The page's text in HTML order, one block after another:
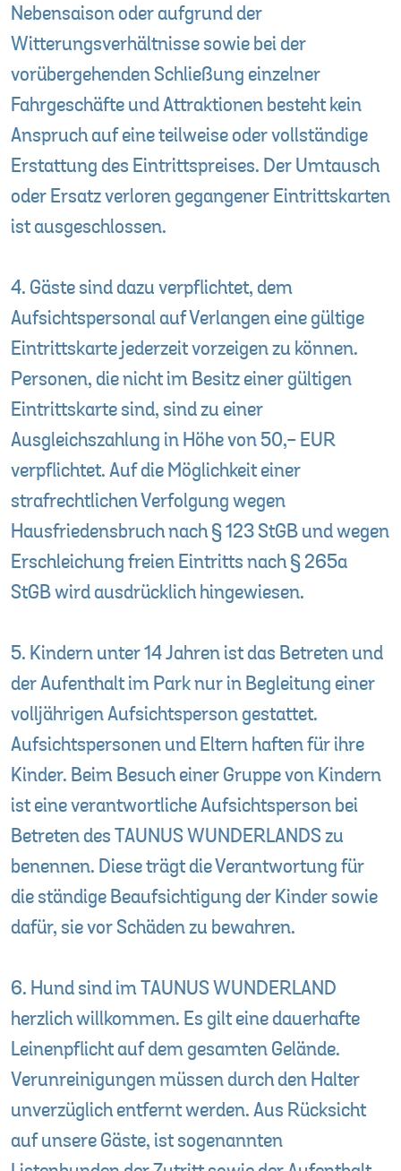
Nebensaison oder aufgrund der
Witterungsverhältnisse sowie bei der
vorübergehenden Schließung einzelner
Fahrgeschäfte und Attraktionen besteht kein
Anspruch auf eine teilweise oder vollständige
Erstattung des Eintrittspreises. Der Umtausch
oder Ersatz verloren gegangener Eintrittskarten
ist ausgeschlossen.
4. Gäste sind dazu verpflichtet, dem
Aufsichtspersonal auf Verlangen eine gültige
Eintrittskarte jederzeit vorzeigen zu können.
Personen, die nicht im Besitz einer gültigen
Eintrittskarte sind, sind zu einer
Ausgleichszahlung in Höhe von 50,- EUR
verpflichtet. Auf die Möglichkeit einer
strafrechtlichen Verfolgung wegen
Hausfriedensbruch nach § 123 StGB und wegen
Erschleichung freien Eintritts nach § 265a
StGB wird ausdrücklich hingewiesen.
5. Kindern unter 14 Jahren ist das Betreten und
der Aufenthalt im Park nur in Begleitung einer
volljährigen Aufsichtsperson gestattet.
Aufsichtspersonen und Eltern haften für ihre
Kinder. Beim Besuch einer Gruppe von Kindern
ist eine verantwortliche Aufsichtsperson bei
Betreten des TAUNUS WUNDERLANDS zu
benennen. Diese trägt die Verantwortung für
die ständige Beaufsichtigung der Kinder sowie
dafür, sie vor Schäden zu bewahren.
6. Hund sind im TAUNUS WUNDERLAND
herzlich willkommen. Es gilt eine dauerhafte
Leinenpflicht auf dem gesamten Gelände.
Verunreinigungen müssen durch den Halter
unverzüglich entfernt werden. Aus Rücksicht
auf unsere Gäste, ist sogenannten